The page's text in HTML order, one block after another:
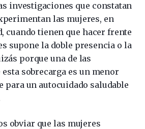
investigaciones que constatan
las mujeres, en
cuando tienen que hacer frente
supone la doble presencia o la
porque una de las
sobrecarga es un menor
un autocuidado saludable
obviar que las mujeres